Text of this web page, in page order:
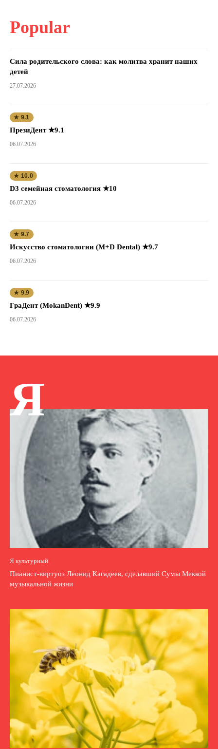
Popular
Сила родительского слова: как молитва хранит наших
детей
27.07.2026
★ 9.1
ПрезиДент ★9.1
06.07.2026
★ 10.0
D3 семейная стоматология ★10
06.07.2026
★ 9.7
Искусство стоматологии (M+D Dental) ★9.7
06.07.2026
★ 9.9
ГраДент (MokanDent) ★9.9
06.07.2026
Я
Я культурный
Пианист-виртуоз Леонид Кагадеев, сделавший Сумы Меккой
музыкальной жизни